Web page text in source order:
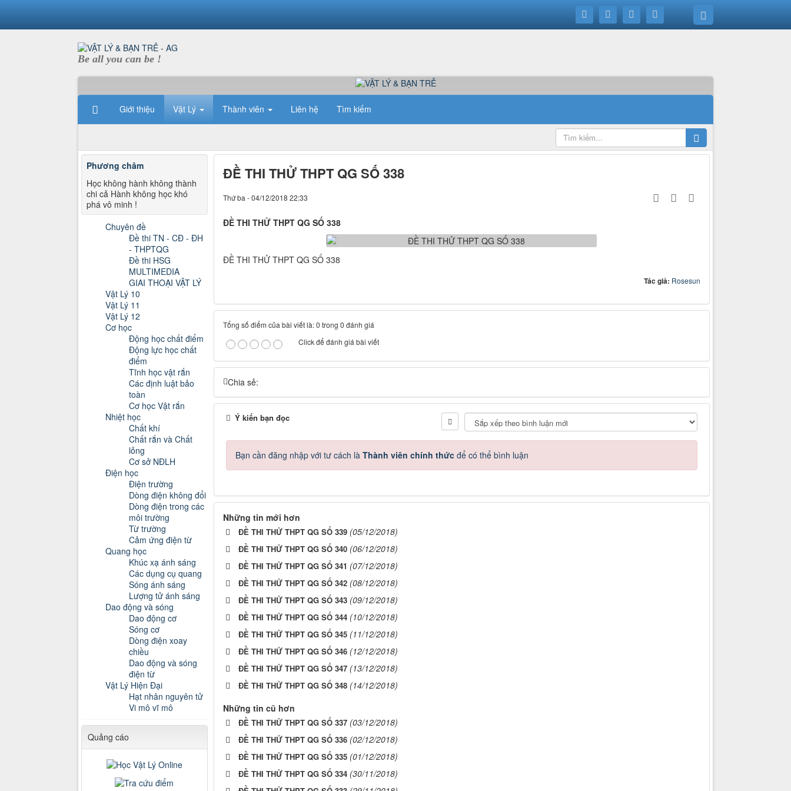
Be all you can be !
Giới thiệu Vật Lý Thành viên Liên hệ Tìm kiếm
ĐỀ THI THỬ THPT QG SỐ 338
Thứ ba - 04/12/2018 22:33
ĐỀ THI THỬ THPT QG SỐ 338
ĐỀ THI THỬ THPT QG SỐ 338
Tác giả: Rosesun
Tổng số điểm của bài viết là: 0 trong 0 đánh giá
Click để đánh giá bài viết
Chia sẻ:
Ý kiến bạn đọc
Bạn cần đăng nhập với tư cách là Thành viên chính thứcđể có thể bình luận
Những tin mới hơn
ĐỀ THI THỬ THPT QG SỐ 339 (05/12/2018)
ĐỀ THI THỬ THPT QG SỐ 340 (06/12/2018)
ĐỀ THI THỬ THPT QG SỐ 341 (07/12/2018)
ĐỀ THI THỬ THPT QG SỐ 342 (08/12/2018)
ĐỀ THI THỬ THPT QG SỐ 343 (09/12/2018)
ĐỀ THI THỬ THPT QG SỐ 344 (10/12/2018)
ĐỀ THI THỬ THPT QG SỐ 345 (11/12/2018)
ĐỀ THI THỬ THPT QG SỐ 346 (12/12/2018)
ĐỀ THI THỬ THPT QG SỐ 347 (13/12/2018)
ĐỀ THI THỬ THPT QG SỐ 348 (14/12/2018)
Những tin cũ hơn
ĐỀ THI THỬ THPT QG SỐ 337 (03/12/2018)
ĐỀ THI THỬ THPT QG SỐ 336 (02/12/2018)
ĐỀ THI THỬ THPT QG SỐ 335 (01/12/2018)
ĐỀ THI THỬ THPT QG SỐ 334 (30/11/2018)
Phương châm
Học không hành không thành
chi cả Hành không học khó
phá vô minh !
Chuyên đề
Đề thi TN - CĐ - ĐH
- THPTQG
Đề thi HSG
MULTIMEDIA
GIAI THOẠI VẬT LÝ
Vật Lý 10
Vật Lý 11
Vật Lý 12
Cơ học
Động học chất điểm
Động lực học chất
điểm
Tĩnh học vật rắn
Các định luật bảo
toàn
Cơ học Vật rắn
Nhiệt học
Chất khí
Chất rắn và Chất
lỏng
Cơ sở NĐLH
Điện học
Điện trường
Dòng điện không đổi
Dòng điện trong các
môi trường
Từ trường
Cảm ứng điện từ
Quang học
Khúc xạ ánh sáng
Các dụng cụ quang
Sóng ánh sáng
Lượng tử ánh sáng
Dao động và sóng
Dao động cơ
Sóng cơ
Dòng điện xoay
chiều
Dao động và sóng
điện từ
Vật Lý Hiện Đại
Hạt nhân nguyên tử
Vi mô vĩ mô
Quảng cáo